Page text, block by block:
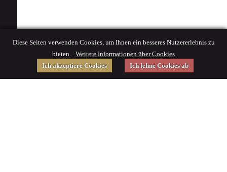
Diese Seiten verwenden Cookies, um Ihnen ein besseres Nutzererlebnis zu
bieten. Weitere Informationen über Cookies
Ich akzeptiere Cookies
Ich lehne Cookies ab